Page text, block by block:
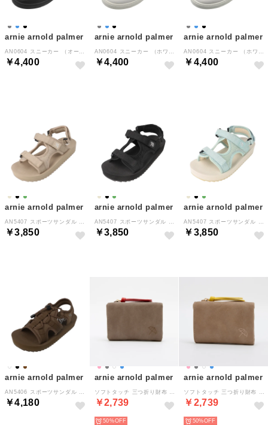
arnie arnold palmer
￥4,400
arnie arnold palmer
￥4,400
arnie arnold palmer
￥4,400
arnie arnold palmer
￥3,850
arnie arnold palmer
￥3,850
arnie arnold palmer
￥3,850
arnie arnold palmer
￥4,180
arnie arnold palmer
￥2,739
50%
arnie arnold palmer
￥2,739
50%